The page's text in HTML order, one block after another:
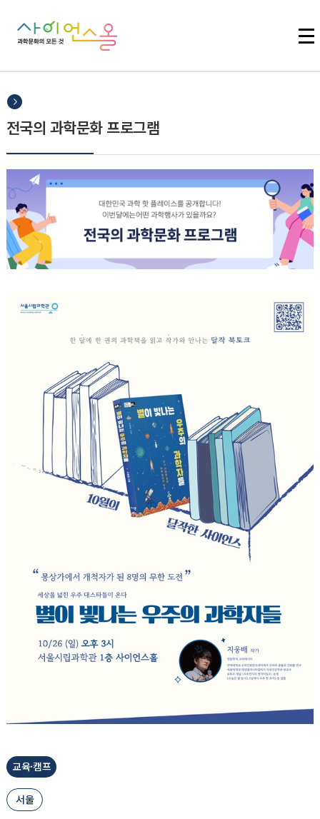
전국의 과학문화 프로그램
교육·캠프
서울